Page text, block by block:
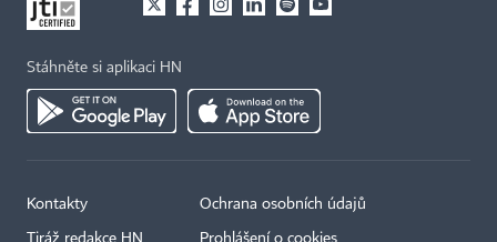
Stáhněte si aplikaci HN
Kontakty
Tiráž redakce HN
Ochrana osobních údajů
Prohlášení o cookies